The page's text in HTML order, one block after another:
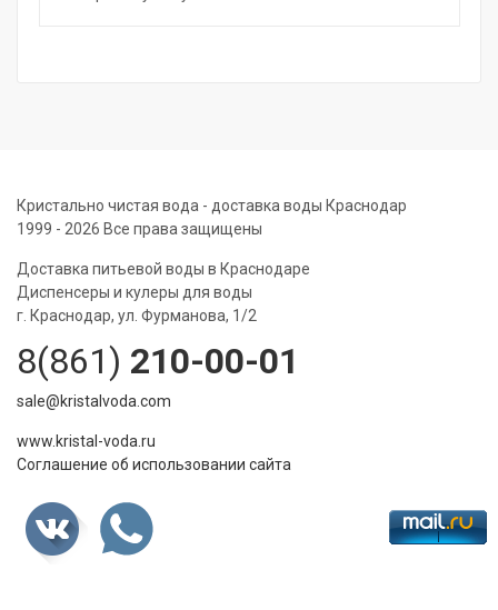
Кристально чистая вода - доставка воды Краснодар
1999 - 2026 Все права защищены
Доставка питьевой воды в Краснодаре
Диспенсеры и кулеры для воды
г. Краснодар, ул. Фурманова, 1/2
8(861) 210-00-01
sale@kristalvoda.com
www.kristal-voda.ru
Соглашение об использовании сайта